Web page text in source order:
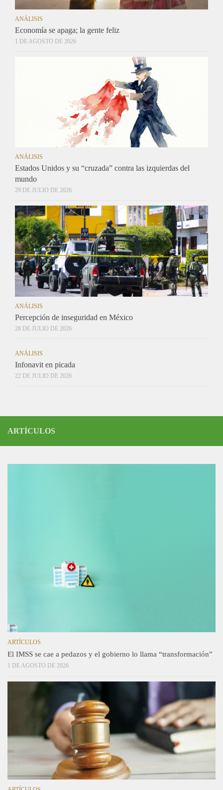
ANÁLISIS
Economía se apaga; la gente feliz
1 DE AGOSTO DE 2026
ANÁLISIS
Estados Unidos y su “cruzada” contra las izquierdas del
mundo
29 DE JULIO DE 2026
ANÁLISIS
Percepción de inseguridad en México
28 DE JULIO DE 2026
ANÁLISIS
Infonavit en picada
22 DE JULIO DE 2026
ARTÍCULOS
ARTÍCULOS
El IMSS se cae a pedazos y el gobierno lo llama “transformación”
1 DE AGOSTO DE 2026